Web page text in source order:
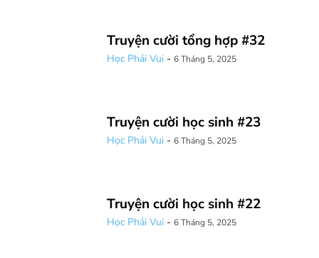
Truyện cười tổng hợp #32
Học Phải Vui - 6 Tháng 5, 2025
Truyện cười học sinh #23
Học Phải Vui - 6 Tháng 5, 2025
Truyện cười học sinh #22
Học Phải Vui - 6 Tháng 5, 2025